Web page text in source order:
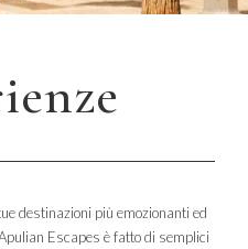
destinazioni più emozionanti ed
Escapes è fatto di semplici